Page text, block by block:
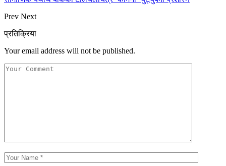
Prev Next
प्रतिक्रिया
Your email address will not be published.